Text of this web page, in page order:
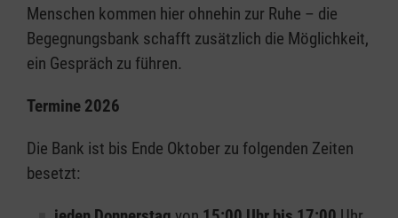
Menschen kommen hier ohnehin zur Ruhe – die
Begegnungsbank schafft zusätzlich die Möglichkeit,
ein Gespräch zu führen.
Termine 2026
Die Bank ist bis Ende Oktober zu folgenden Zeiten
besetzt: